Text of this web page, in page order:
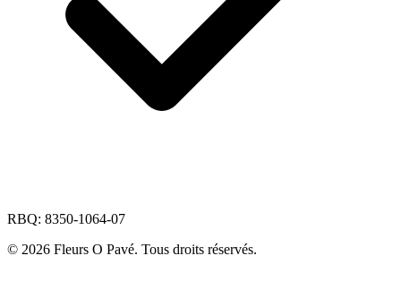
RBQ: 8350-1064-07
© 2026 Fleurs O Pavé. Tous droits réservés.